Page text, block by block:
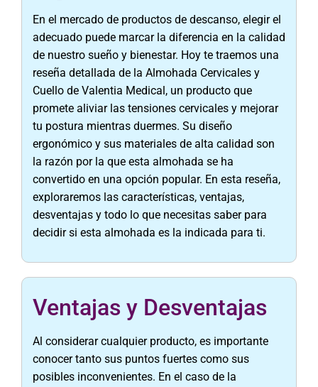
En el mercado de productos de descanso, elegir el
adecuado puede marcar la diferencia en la calidad
de nuestro sueño y bienestar. Hoy te traemos una
reseña detallada de la Almohada Cervicales y
Cuello de Valentia Medical, un producto que
promete aliviar las tensiones cervicales y mejorar
tu postura mientras duermes. Su diseño
ergonómico y sus materiales de alta calidad son
la razón por la que esta almohada se ha
convertido en una opción popular. En esta reseña,
exploraremos las características, ventajas,
desventajas y todo lo que necesitas saber para
decidir si esta almohada es la indicada para ti.
Ventajas y Desventajas
Al considerar cualquier producto, es importante
conocer tanto sus puntos fuertes como sus
posibles inconvenientes. En el caso de la